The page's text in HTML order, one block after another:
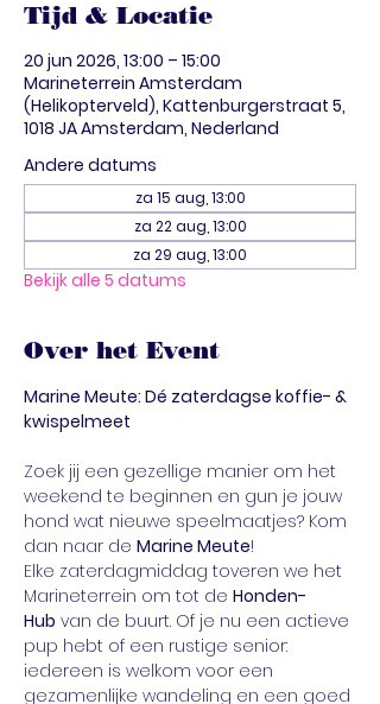
Tijd & Locatie
20 jun 2026, 13:00 – 15:00
Marineterrein Amsterdam
(Helikopterveld), Kattenburgerstraat 5,
1018 JA Amsterdam, Nederland
Andere datums
za 15 aug, 13:00
za 22 aug, 13:00
za 29 aug, 13:00
Bekijk alle 5 datums
Over het Event
Marine Meute: Dé zaterdagse koffie- &
kwispelmeet
Zoek jij een gezellige manier om het
weekend te beginnen en gun je jouw
hond wat nieuwe speelmaatjes? Kom
dan naar de Marine Meute!
Elke zaterdagmiddag toveren we het
Marineterrein om tot de Honden-
Hub van de buurt. Of je nu een actieve
pup hebt of een rustige senior:
iedereen is welkom voor een
gezamenlijke wandeling en een goed